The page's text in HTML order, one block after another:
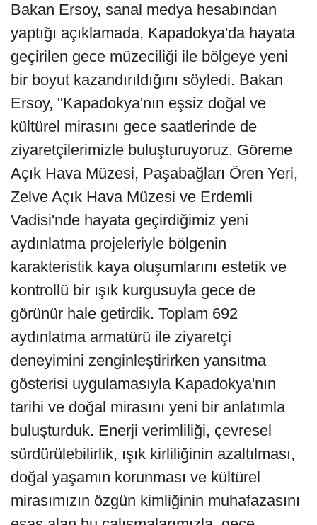
Bakan Ersoy, sanal medya hesabından
yaptığı açıklamada, Kapadokya'da hayata
geçirilen gece müzeciliği ile bölgeye yeni
bir boyut kazandırıldığını söyledi. Bakan
Ersoy, "Kapadokya'nın eşsiz doğal ve
kültürel mirasını gece saatlerinde de
ziyaretçilerimizle buluşturuyoruz. Göreme
Açık Hava Müzesi, Paşabağları Ören Yeri,
Zelve Açık Hava Müzesi ve Erdemli
Vadisi'nde hayata geçirdiğimiz yeni
aydınlatma projeleriyle bölgenin
karakteristik kaya oluşumlarını estetik ve
kontrollü bir ışık kurgusuyla gece de
görünür hale getirdik. Toplam 692
aydınlatma armatürü ile ziyaretçi
deneyimini zenginleştirirken yansıtma
gösterisi uygulamasıyla Kapadokya'nın
tarihi ve doğal mirasını yeni bir anlatımla
buluşturduk. Enerji verimliliği, çevresel
sürdürülebilirlik, ışık kirliliğinin azaltılması,
doğal yaşamın korunması ve kültürel
mirasımızın özgün kimliğinin muhafazasını